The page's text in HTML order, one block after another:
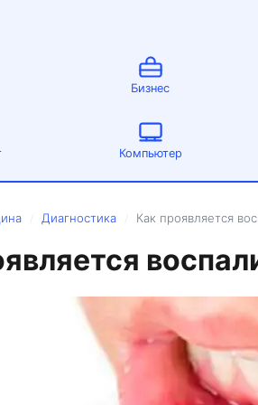
Бизнес
Компьютер
Диагностика Как проявляется